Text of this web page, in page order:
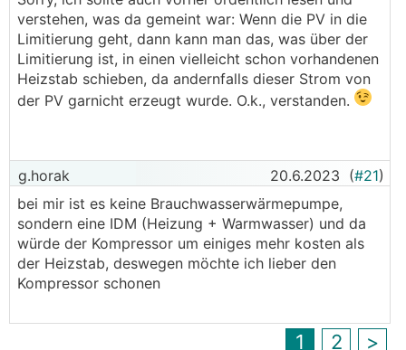
Warmwasserbereitung bei Heizen mit WPoder
Holz entspricht.
Aber es geht ja um die Autarkie und nicht um die
Wirtschaftlichkeit :)
verstehen, was da gemeint war: Wenn die PV in die
Limitierung geht, dann kann man das, was über der
Limitierung ist, in einen vielleicht schon vorhandenen
Heizstab schieben, da andernfalls dieser Strom von
der PV garnicht erzeugt wurde. O.k., verstanden.
g.horak 20.6.2023 (#21)
bei mir ist es keine Brauchwasserwärmepumpe,
sondern eine IDM (Heizung + Warmwasser) und da
würde der Kompressor um einiges mehr kosten als
der Heizstab, deswegen möchte ich lieber den
Kompressor schonen
1 2 >